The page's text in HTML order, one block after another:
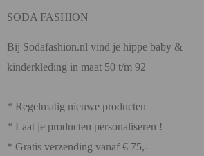
SODA FASHION
Bij Sodafashion.nl vind je hippe baby &
kinderkleding in maat 50 t/m 92
* Regelmatig nieuwe producten
* Laat je producten personaliseren !
* Gratis verzending vanaf € 75,-